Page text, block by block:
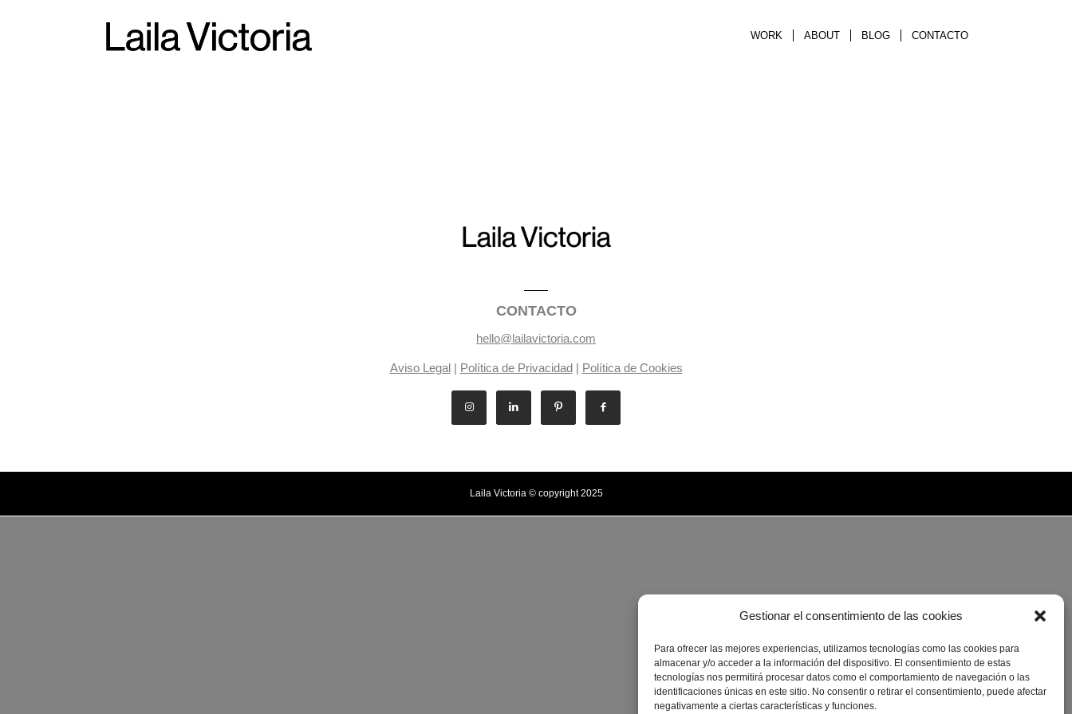
Gestionar el consentimiento de las cookies
Para ofrecer las mejores experiencias, utilizamos tecnologías como las cookies para
almacenar y/o acceder a la información del dispositivo. El consentimiento de estas
tecnologías nos permitirá procesar datos como el comportamiento de navegación o las
identificaciones únicas en este sitio. No consentir o retirar el consentimiento, puede afectar
negativamente a ciertas características y funciones.
WORK ABOUT BLOG CONTACTO
CONTACTO
hello@lailavictoria.com
Aviso Legal| Política de Privacidad| Política de Cookies
Laila Victoria © copyright 2025